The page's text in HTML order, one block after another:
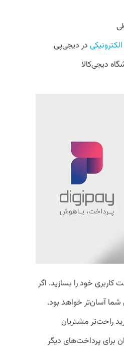
در دیجی‌پی
دیجی‌کالا
کاربری خود را بسازید. اگر
شما آسان‌تر خواهد بود.
راحت‌تر مشتریان
برای پرداخت‌های دیگر